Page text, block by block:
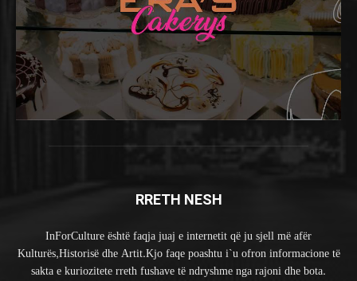
RRETH NESH
InForCulture është faqja juaj e internetit që ju sjell më afër
Kulturës,Historisë dhe Artit.Kjo faqe poashtu i`u ofron informacione të
sakta e kuriozitete rreth fushave të ndryshme nga rajoni dhe bota.